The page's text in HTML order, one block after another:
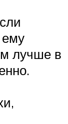
лучше в